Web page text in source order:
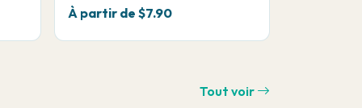
À partir de $7.90
Tout voir